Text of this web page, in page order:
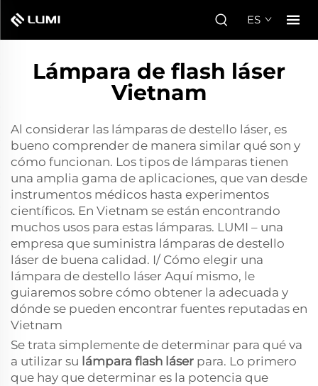
ES
Lámpara de flash láser
Vietnam
Al considerar las lámparas de destello láser, es
bueno comprender de manera similar qué son y
cómo funcionan. Los tipos de lámparas tienen
una amplia gama de aplicaciones, que van desde
instrumentos médicos hasta experimentos
científicos. En Vietnam se están encontrando
muchos usos para estas lámparas. LUMI – una
empresa que suministra lámparas de destello
láser de buena calidad. I/ Cómo elegir una
lámpara de destello láser Aquí mismo, le
guiaremos sobre cómo obtener la adecuada y
dónde se pueden encontrar fuentes reputadas en
Vietnam
Se trata simplemente de determinar para qué va
a utilizar su lámpara flash láser para. Lo primero
que hay que determinar es la potencia que